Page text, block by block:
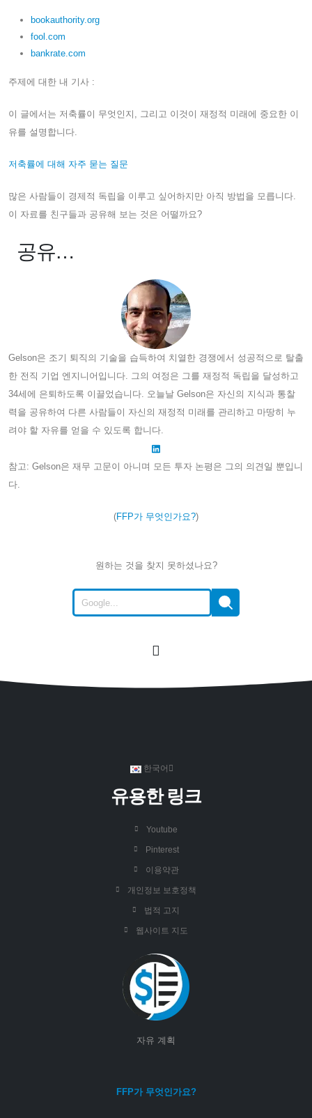
bookauthority.org
fool.com
bankrate.com
주제에 대한 내 기사 :
이 글에서는 저축률이 무엇인지, 그리고 이것이 재정적 미래에 중요한 이
유를 설명합니다.
저축률에 대해 자주 묻는 질문
많은 사람들이 경제적 독립을 이루고 싶어하지만 아직 방법을 모릅니다.
이 자료를 친구들과 공유해 보는 것은 어떨까요?
공유…
Gelson은 조기 퇴직의 기술을 습득하여 치열한 경쟁에서 성공적으로 탈출
한 전직 기업 엔지니어입니다. 그의 여정은 그를 재정적 독립을 달성하고
34세에 은퇴하도록 이끌었습니다. 오늘날 Gelson은 자신의 지식과 통찰
력을 공유하여 다른 사람들이 자신의 재정적 미래를 관리하고 마땅히 누
려야 할 자유를 얻을 수 있도록 합니다.
참고: Gelson은 재무 고문이 아니며 모든 투자 논평은 그의 의견일 뿐입니
다.
(FFP가 무엇인가요?)
원하는 것을 찾지 못하셨나요?
한국어
유용한 링크
Youtube
Pinterest
이용약관
개인정보 보호정책
법적 고지
웹사이트 지도
자유 계획
FFP가 무엇인가요?